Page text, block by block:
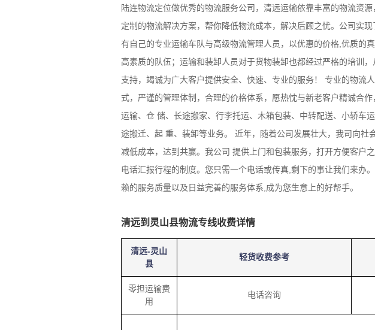
陆连物流定位做优秀的物流服务公司，清远运输依靠丰富的物流资
定制的物流解决方案，帮你降低物流成本，解决后顾之忧。公司实
有自己的专业运输车队与高级物流管理人员，以优惠的价格,优质的
高素质的队伍；运输和装卸人员对于货物装卸也都经过严格的培训
支持，竭诚为广大客户提供安全、快速、专业的服务！ 专业的物流
式，严谨的管理体制，合理的价格体系，愿热忱与新老客户精诚合
运输、仓 储、长途搬家、行李托运、木箱包装、中转配送、小轿车
途搬迁、起 重、装卸等业务。 近年，随着公司发展壮大，我司向社
减低成本，达到共赢。我公司 提供上门和包装服务，打开方便客户
电话汇报行程的制度。您只需一个电话或传真,剩下的事让我们来办
赖的服务质量以及日益完善的服务体系,成为您生意上的好帮手。
清远到灵山县物流专线收费详情
清远-灵山
县
轻货收费参考
零担运输费
用
电话咨询